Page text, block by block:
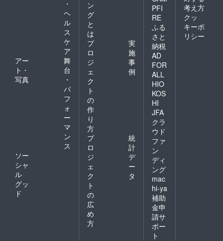
・
ヘ
ル
ス
ケ
ア
アー
ト・
写真
舞
台
・
パ
フ
ォ
ー
マ
ン
ス
ソー
シャ
ル
グッ
ド
ン
グ
と
は
プ
ロ
ジ
ェ
ク
ト
の
作
り
方
実
施
事
例
プ
ロ
ジ
ェ
ク
ト
の
広
め
方
統
計
デ
ー
タ
PFI
RE
ふる
さと
納税
AD
FOR
ALL
HIO
KOS
HI
JFA
クラ
ウド
ファ
ン
ディ
ング
mac
hi-ya
補助
金申
請サ
ポー
ト
考え方
クッ
キーポ
リシー